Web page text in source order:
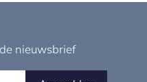
nieuwsbrief